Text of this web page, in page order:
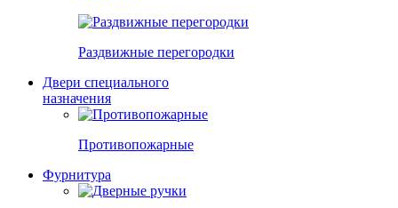
Раздвижные перегородки
Двери специального
назначения
Противопожарные
Фурнитура